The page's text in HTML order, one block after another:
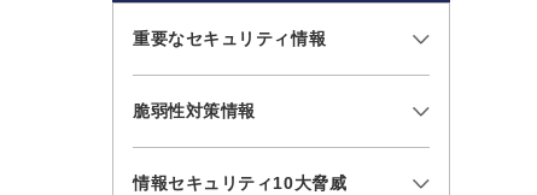
重要なセキュリティ情報
脆弱性対策情報
情報セキュリティ10大脅威